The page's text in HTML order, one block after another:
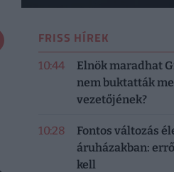
FRISS HÍREK
10:44
Elnök maradhat
nem buktatták
vezetőjének?
10:28
Fontos változás
áruházakban:
kell